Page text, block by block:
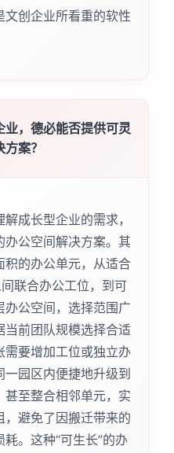
文创企业所看重的软性
业，德必能否提供可灵
案？
成长型企业的需求，
办公空间解决方案。其
积的办公单元，从适合
联合办公工位，到可
办公空间，选择范围广
当前团队规模选择合适
需要增加工位或独立办
园区内便捷地升级到
甚至整合相邻单元，实
，避免了因搬迁带来的
。这种“可生长”的办